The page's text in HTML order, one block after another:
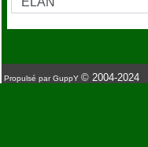
Propulsé par GuppY © 2004-2024